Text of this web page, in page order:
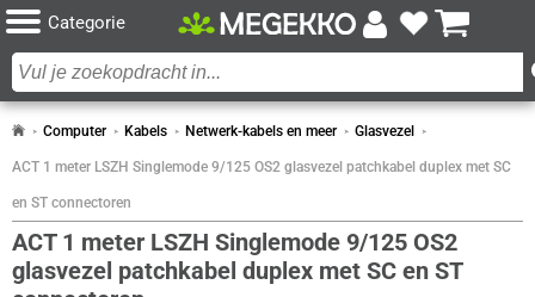
Categorie
Computer Kabels Netwerk-kabels en meer Glasvezel
ACT 1 meter LSZH Singlemode 9/125 OS2 glasvezel patchkabel duplex met SC
en ST connectoren
ACT 1 meter LSZH Singlemode 9/125 OS2
glasvezel patchkabel duplex met SC en ST